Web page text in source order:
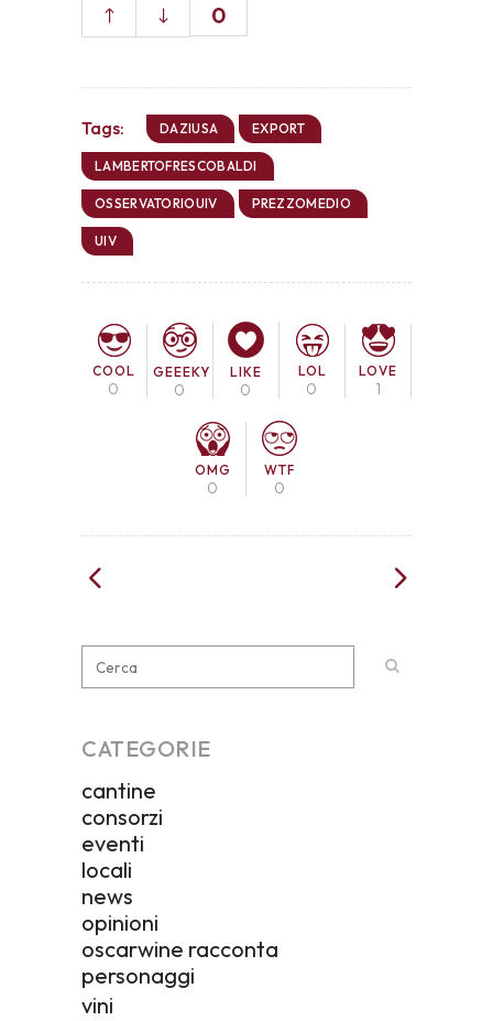
0
Tags: DAZIUSA EXPORT
LAMBERTOFRESCOBALDI
OSSERVATORIOUIV PREZZOMEDIO
UIV
COOL
0
GEEEKY
0
LIKE
0
LOL
0
LOVE
1
OMG
0
WTF
0
CATEGORIE
cantine
consorzi
eventi
locali
news
opinioni
oscarwine racconta
personaggi
vini